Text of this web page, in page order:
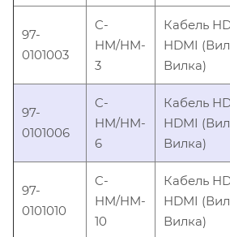
97-
0101003
C-
HM/HM-
3
Кабель
HDMI
Вилка)
97-
0101006
C-
HM/HM-
6
Кабель
HDMI
Вилка)
97-
0101010
C-
HM/HM-
10
Кабель
HDMI
Вилка)